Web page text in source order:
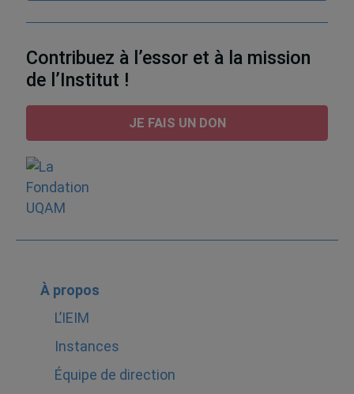
Contribuez à l’essor et à la mission
de l’Institut !
JE FAIS UN DON
À propos
L’IEIM
Instances
Équipe de direction